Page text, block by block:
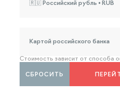
🇷🇺 Российский рубль • RUB
Картой российского банка
Стоимость зависит от способа
СБРОСИТЬ